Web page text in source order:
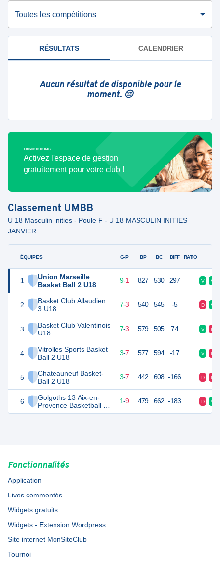
Toutes les compétitions
RÉSULTATS CALENDRIER
Aucun résultat de disponible pour le
moment. 😔
Bénévole de ce club ?
Activez l'espace de gestion
gratuitement pour votre club !
Classement UMBB
U 18 Masculin Inities - Poule F - U 18 MASCULIN INITIES
JANVIER
ÉQUIPES
1
Union Marseille
Basket Ball 2 U18
2
Basket Club Allaudien
3 U18
3
Basket Club Valentinois
U18
4
Vitrolles Sports Basket
Ball 2 U18
5
Chateauneuf Basket-
Ball 2 U18
6
Golgoths 13 Aix-en-
Provence Basketball 3
U18
G-P BP BC DIFF RATIO
19 9-1 827 530 297 V V
17 10 7-3 540 545 -5 D V
17 10 7-3 579 505 74 V D
13 10 3-7 577 594 -17 V D
13 3-7 442 608 -166 D D
11 1-9 479 662 -183 D V
Fonctionnalités
Application
Lives commentés
Widgets gratuits
Widgets - Extension Wordpress
Site internet MonSiteClub
Tournoi